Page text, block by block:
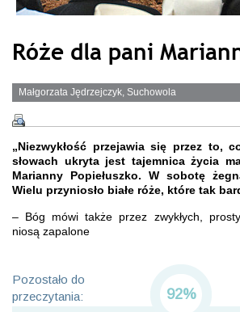
Róże dla pani
Małgorzata Jędrzejczyk, Suchowola
„Niezwykłość przejawia się przez to,
słowach ukryta jest tajemnica życia
Marianny Popiełuszko. W sobotę
Wielu przyniosło białe róże, które tak
– Bóg mówi także przez zwykłych,
niosą zapalone
Pozostało do
przeczytania:
92%